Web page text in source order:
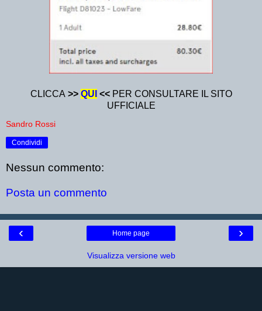
CLICCA >> QUI << PER CONSULTARE IL SITO
UFFICIALE
Sandro Rossi
Condividi
Nessun commento:
Posta un commento
‹ ›
Home page
Visualizza versione web